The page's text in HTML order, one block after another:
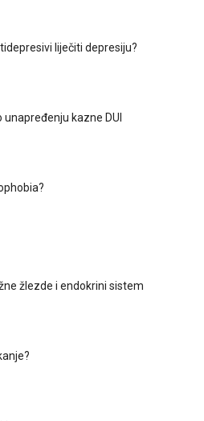
liječiti depresiju?
unapređenju kazne DUI
žlezde i endokrini sistem